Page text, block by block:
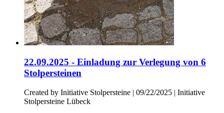
22.09.2025 - Einladung zur Verlegung von 6
Stolpersteinen
Created by Initiative Stolpersteine | 09/22/2025 | Initiative
Stolpersteine Lübeck